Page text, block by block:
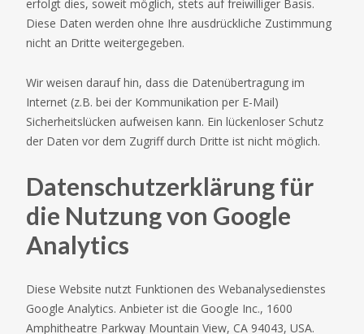
erfolgt dies, soweit möglich, stets auf freiwilliger Basis.
Diese Daten werden ohne Ihre ausdrückliche Zustimmung
nicht an Dritte weitergegeben.
Wir weisen darauf hin, dass die Datenübertragung im
Internet (z.B. bei der Kommunikation per E-Mail)
Sicherheitslücken aufweisen kann. Ein lückenloser Schutz
der Daten vor dem Zugriff durch Dritte ist nicht möglich.
Datenschutzerklärung für
die Nutzung von Google
Analytics
Diese Website nutzt Funktionen des Webanalysedienstes
Google Analytics. Anbieter ist die Google Inc., 1600
Amphitheatre Parkway Mountain View, CA 94043, USA.